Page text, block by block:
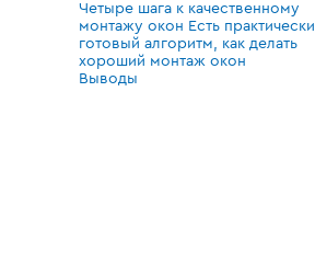
Четыре шага к качественному
монтажу окон Есть практически
готовый алгоритм, как делать
хороший монтаж окон
Выводы